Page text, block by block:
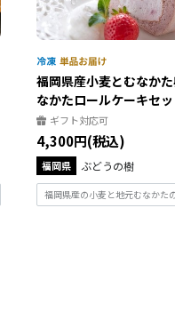
福岡県産小麦とむなか
なかたロールケーキセ
ギフト対応可
4,300円(税込)
福岡県 ぶどうの樹
福岡県産の小麦と地元むなかた